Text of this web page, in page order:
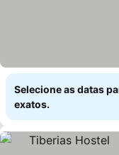
Selecione as datas
exatos.